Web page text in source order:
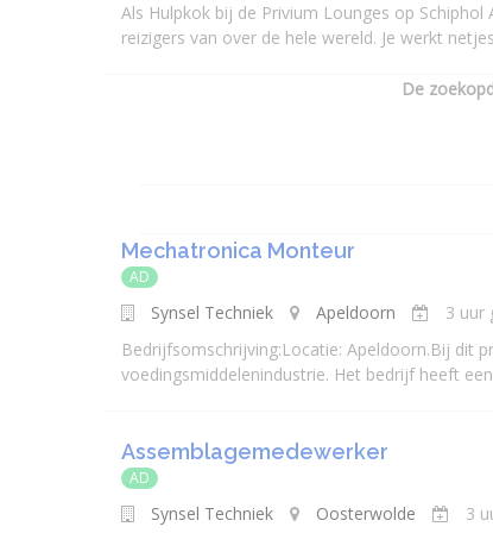
Als Hulpkok bij de Privium Lounges op
reizigers van over de hele wereld. Je werkt
De
Mechatronica Monteur
AD
Synsel Techniek Apeldoorn 3 uur
Bedrijfsomschrijving:Locatie: Apeldoorn.Bij dit
voedingsmiddelenindustrie. Het bedrijf heeft
Assemblagemedewerker
AD
Synsel Techniek Oosterwolde 3